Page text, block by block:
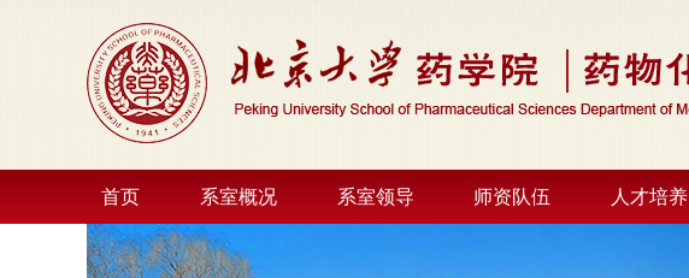
首页 系室概况 系室领导 师资队伍 人才培养